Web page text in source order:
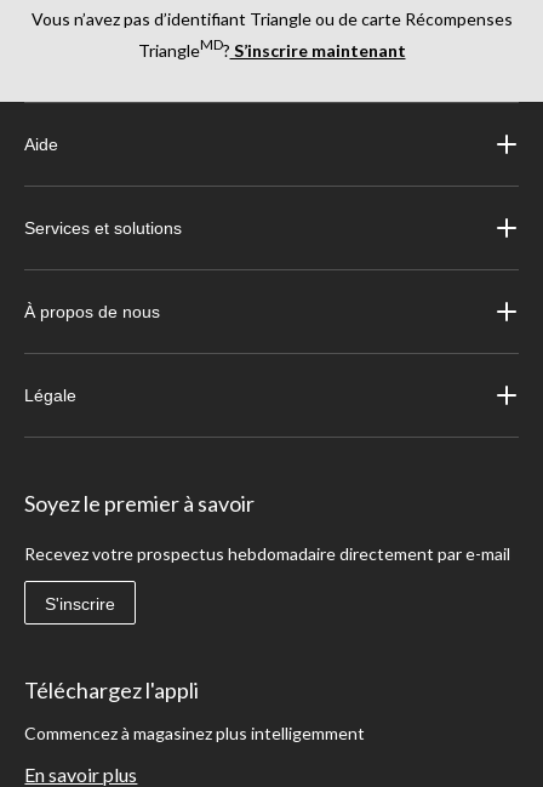
Vous n’avez pas d’identifiant Triangle ou de carte Récompenses
TriangleMD? S’inscrire maintenant
Aide
Services et solutions
À propos de nous
Légale
Soyez le premier à savoir
Recevez votre prospectus hebdomadaire directement par e-mail
S'inscrire
Téléchargez l'appli
Commencez à magasinez plus intelligemment
En savoir plus